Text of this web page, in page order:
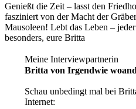
Genießt die Zeit – lasst den
fasziniert von der Macht der
Mausoleen! Lebt das Leben –
besonders, eure Britta
Meine Interviewpartnerin
Britta von Irgendwie
Schau unbedingt mal bei
Internet: